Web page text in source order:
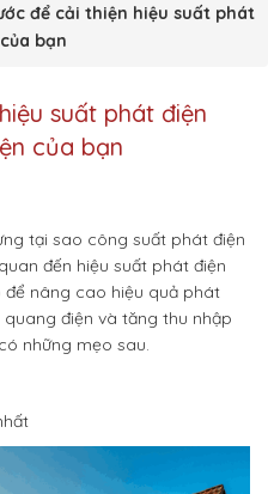
để cải thiện hiệu suất phát
bạn
suất phát điện
của bạn
tại sao công suất phát điện
đến hiệu suất phát điện
nâng cao hiệu quả phát
điện và tăng thu nhập
những mẹo sau.